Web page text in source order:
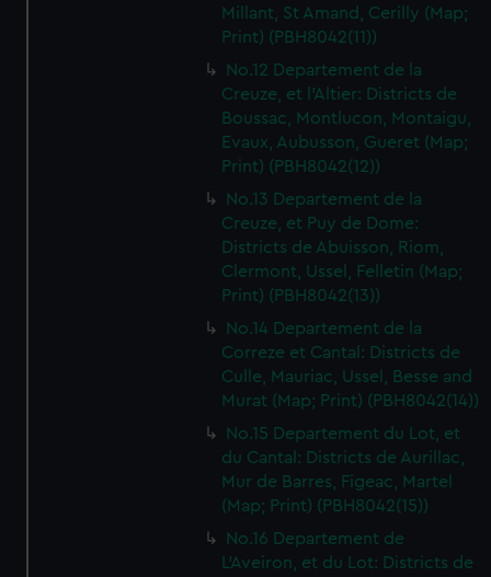
Millant, St Amand, Cerilly (Map;
Print) (PBH8042(11))
No.12 Departement de la
Creuze, et l'Altier: Districts de
Boussac, Montlucon, Montaigu,
Evaux, Aubusson, Gueret (Map;
Print) (PBH8042(12))
No.13 Departement de la
Creuze, et Puy de Dome:
Districts de Abuisson, Riom,
Clermont, Ussel, Felletin (Map;
Print) (PBH8042(13))
No.14 Departement de la
Correze et Cantal: Districts de
Culle, Mauriac, Ussel, Besse and
Murat (Map; Print) (PBH8042(14))
No.15 Departement du Lot, et
du Cantal: Districts de Aurillac,
Mur de Barres, Figeac, Martel
(Map; Print) (PBH8042(15))
No.16 Departement de
L'Aveiron, et du Lot: Districts de